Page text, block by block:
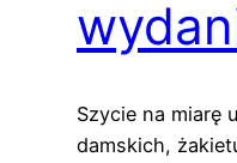
Szycie na miarę
damskich,